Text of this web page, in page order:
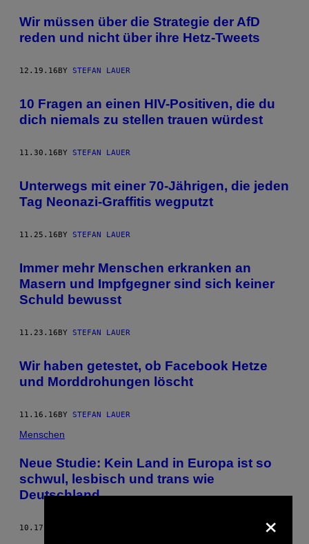
POSTS
BY
THIS
Wir müssen über die Strategie der AfD
reden und nicht über ihre Hetz-Tweets
12.19.16BY STEFAN LAUER
10 Fragen an einen HIV-Positiven, die du
dich niemals zu stellen trauen würdest
11.30.16BY STEFAN LAUER
Unterwegs mit einer 70-Jährigen, die jeden
Tag Neonazi-Graffitis wegputzt
11.25.16BY STEFAN LAUER
Immer mehr Menschen erkranken an
Masern und Impfgegner sind sich keiner
Schuld bewusst
11.23.16BY STEFAN LAUER
Wir haben getestet, ob Facebook Hetze
und Morddrohungen löscht
11.16.16BY STEFAN LAUER
Menschen
Neue Studie: Kein Land in Europa ist so
schwul, lesbisch und trans wie
Deutschland
10.17.16 ×